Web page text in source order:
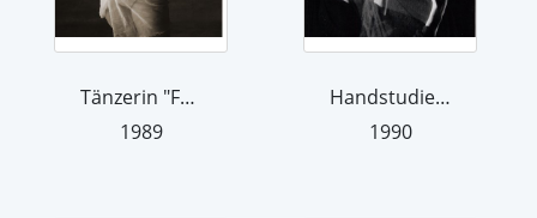
Tänzerin "Francine". Aus der Serie "T...
1989
Handstudie Sonia Santiago
1990